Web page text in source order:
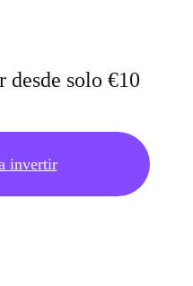
solo €10
invertir